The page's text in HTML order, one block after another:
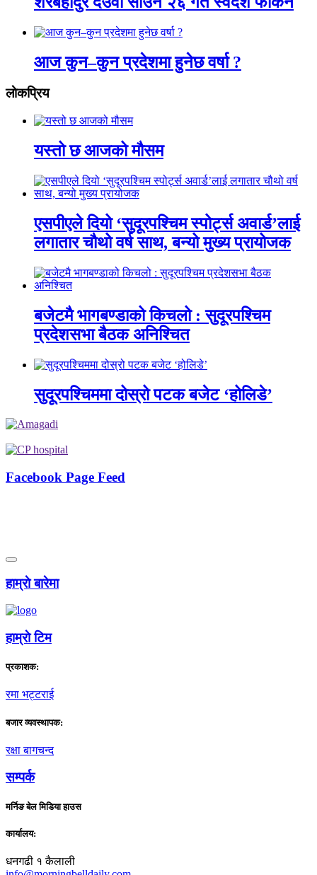
आज कुन–कुन प्रदेशमा हुनेछ वर्षा ?
लाेकप्रिय
यस्तो छ आजको मौसम
एसपीएले दियो ‘सुदूरपश्चिम स्पोर्ट्स अवार्ड’लाई
लगातार चौथो वर्ष साथ, बन्यो मुख्य प्रायोजक
बजेटमै भागबण्डाको किचलो : सुदूरपश्चिम
प्रदेशसभा बैठक अनिश्चित
सुदूरपश्चिममा दोस्रो पटक बजेट ‘होलिडे’
Facebook Page Feed
हाम्राे बारेमा
हाम्राे टिम
प्रकाशक:
रमा भट्टराई
बजार व्यवस्थापक:
रक्षा बागचन्द
सम्पर्क
मर्निङ बेल मिडिया हाउस
कार्यालय:
धनगढी १ कैलाली